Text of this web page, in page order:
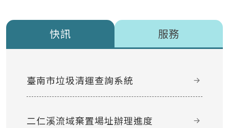
快訊 服務
臺南市垃圾清運查詢系統
二仁溪流域棄置場址辦理進度